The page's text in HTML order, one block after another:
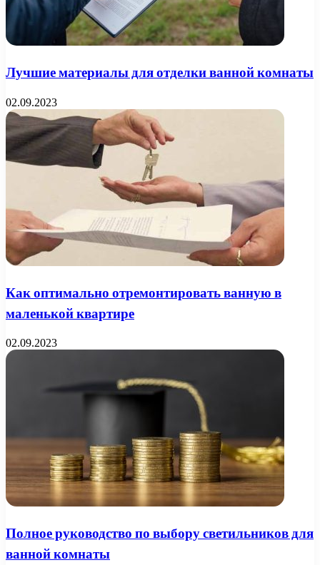
Лучшие материалы для отделки ванной комнаты
02.09.2023
Как оптимально отремонтировать ванную в
маленькой квартире
02.09.2023
Полное руководство по выбору светильников для
ванной комнаты